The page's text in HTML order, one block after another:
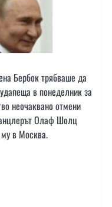
Бербок трябваше да
в понеделник за
неочаквано отмени
Олаф Шолц
в Москва.